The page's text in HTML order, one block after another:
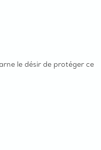
le désir de protéger ce